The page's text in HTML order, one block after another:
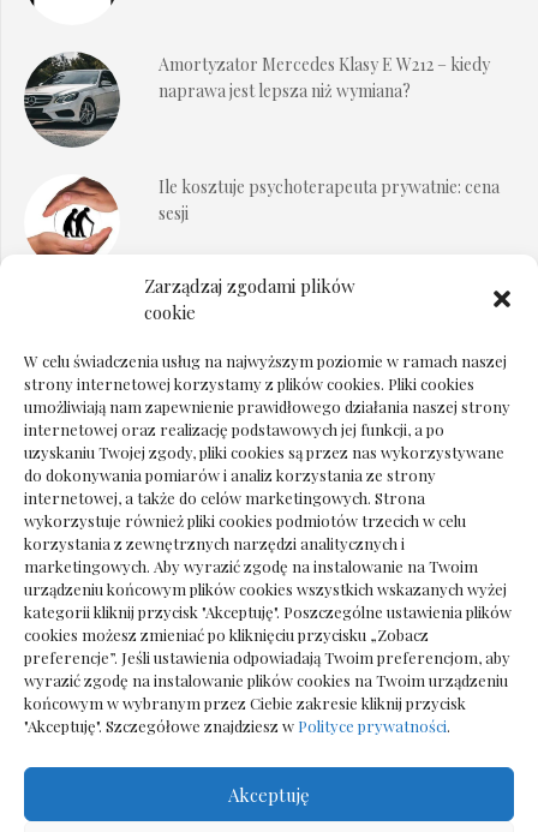
Zarządzaj zgodami plików
cookie
W celu świadczenia usług na najwyższym poziomie w ramach naszej
strony internetowej korzystamy z plików cookies. Pliki cookies
umożliwiają nam zapewnienie prawidłowego działania naszej strony
internetowej oraz realizację podstawowych jej funkcji, a po
uzyskaniu Twojej zgody, pliki cookies są przez nas wykorzystywane
do dokonywania pomiarów i analiz korzystania ze strony
internetowej, a także do celów marketingowych. Strona
wykorzystuje również pliki cookies podmiotów trzecich w celu
korzystania z zewnętrznych narzędzi analitycznych i
marketingowych. Aby wyrazić zgodę na instalowanie na Twoim
urządzeniu końcowym plików cookies wszystkich wskazanych wyżej
kategorii kliknij przycisk "Akceptuję". Poszczególne ustawienia plików
cookies możesz zmieniać po kliknięciu przycisku „Zobacz
preferencje”. Jeśli ustawienia odpowiadają Twoim preferencjom, aby
wyrazić zgodę na instalowanie plików cookies na Twoim urządzeniu
końcowym w wybranym przez Ciebie zakresie kliknij przycisk
"Akceptuję". Szczegółowe znajdziesz w Polityce prywatności.
Akceptuję
Amortyzator Mercedes Klasy E W212 – kiedy
naprawa jest lepsza niż wymiana?
Ile kosztuje psychoterapeuta prywatnie: cena
sesji
Dokumenty do odbioru przy zmianie biura
Deska podłogowa do salonu: jak wybrać bez
pośpiechu